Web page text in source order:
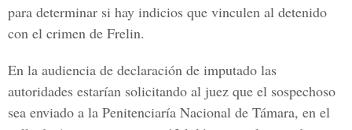
para determinar si hay indicios que vinculen al detenido
con el crimen de Frelin.
En la audiencia de declaración de imputado las
autoridades estarían solicitando al juez que el sospechoso
sea enviado a la Penitenciaría Nacional de Támara, en el